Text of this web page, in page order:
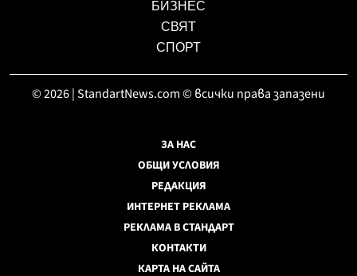
БИЗНЕС
СВЯТ
СПОРТ
© 2026 | StandartNews.com © всички права запазени
ЗА НАС
ОБЩИ УСЛОВИЯ
РЕДАКЦИЯ
ИНТЕРНЕТ РЕКЛАМА
РЕКЛАМА В СТАНДАРТ
КОНТАКТИ
КАРТА НА САЙТА